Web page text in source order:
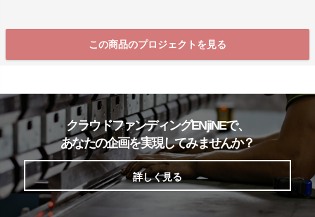
この商品のプロジェクトを見る
クラウドファンディングENjiNEで、
あなたの企画を実現してみませんか？
詳しく見る